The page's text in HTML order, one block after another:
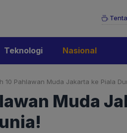
Teknologi Nasional
10 Pahlawan Muda Jakarta ke Piala
Muda